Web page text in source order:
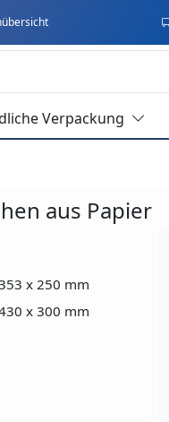
Verpackung
aus Papier
x 250 mm
x 300 mm